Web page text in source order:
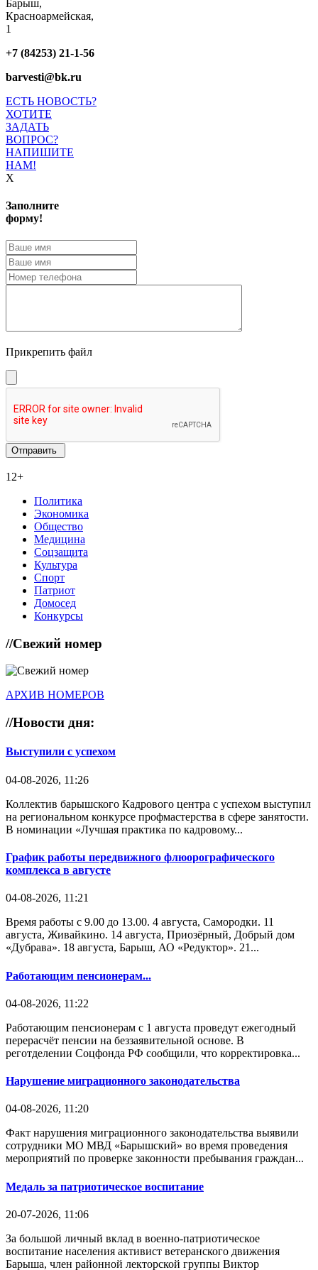
Барыш,
Красноармейская,
1
+7 (84253) 21-1-56
barvesti@bk.ru
ЕСТЬ НОВОСТЬ?
ХОТИТЕ
ЗАДАТЬ
ВОПРОС?
НАПИШИТЕ
НАМ!
X
Заполните
форму!
Прикрепить файл
12+
Политика
Экономика
Общество
Медицина
Соцзащита
Культура
Спорт
Патриот
Домосед
Конкурсы
//Свежий номер
АРХИВ НОМЕРОВ
//Новости дня:
Выступили с успехом
04-08-2026, 11:26
Коллектив барышского Кадрового центра с успехом выступил
на региональном конкурсе профмастерства в сфере занятости.
В номинации «Лучшая практика по кадровому...
График работы передвижного флюорографического
комплекса в августе
04-08-2026, 11:21
Время работы с 9.00 до 13.00. 4 августа, Самородки. 11
августа, Живайкино. 14 августа, Приозёрный, Добрый дом
«Дубрава». 18 августа, Барыш, АО «Редуктор». 21...
Работающим пенсионерам...
04-08-2026, 11:22
Работающим пенсионерам с 1 августа проведут ежегодный
перерасчёт пенсии на беззаявительной основе. В
реготделении Соцфонда РФ сообщили, что корректировка...
Нарушение миграционного законодательства
04-08-2026, 11:20
Факт нарушения миграционного законодательства выявили
сотрудники МО МВД «Барышский» во время проведения
мероприятий по проверке законности пребывания граждан...
Медаль за патриотическое воспитание
20-07-2026, 11:06
За большой личный вклад в военно-патриотическое
воспитание населения активист ветеранского движения
Барыша, член районной лекторской группы Виктор